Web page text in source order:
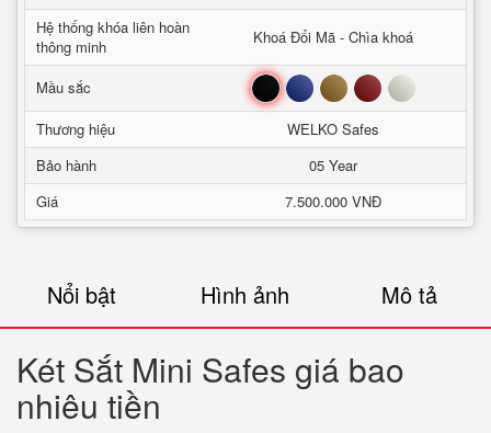
Hệ thống khóa liên hoàn
thông minh
Khoá Đổi Mã - Chìa khoá
Mầu sắc Đen Xanh Nâu Đỏ Trắng
Thương hiệu
WELKO Safes
Bảo hành
05 Year
Giá
7.500.000 VNĐ
Nổi bật Hình ảnh Mô tả
Két Sắt Mini Safes giá bao
nhiêu tiền